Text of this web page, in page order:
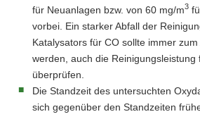
für Neuanlagen bzw. von 60 mg/m3
vorbei. Ein starker Abfall der
Katalysators für CO sollte immer
werden, auch die Reinigungsleistung
überprüfen.
Die Standzeit des untersuchten
sich gegenüber den Standzeiten